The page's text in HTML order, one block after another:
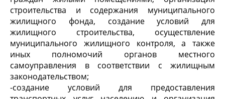
строительства и содержания муниципального
жилищного фонда, создание условий для
жилищного строительства, осуществление
муниципального жилищного контроля, а также
иных полномочий органов местного
самоуправления в соответствии с жилищным
законодательством;
-создание условий для предоставления